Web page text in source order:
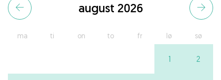
august 2026
ma ti on to fr lø sø
1 2